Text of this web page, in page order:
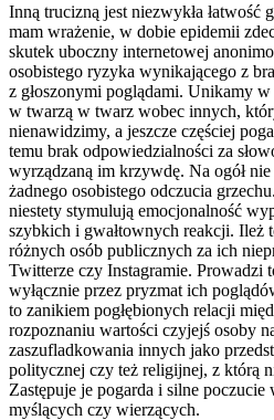
Inną trucizną jest niezwykła łatwość
mam wrażenie, w dobie epidemii
skutek uboczny internetowej
osobistego ryzyka wynikającego z
z głoszonymi poglądami. Unikamy
w twarzą w twarz wobec innych,
nienawidzimy, a jeszcze częściej
temu brak odpowiedzialności za
wyrządzaną im krzywdę. Na ogół nie
żadnego osobistego odczucia
niestety stymulują emocjonalność
szybkich i gwałtownych reakcji. Ileż
różnych osób publicznych za ich
Twitterze czy Instagramie. Prowadzi
wyłącznie przez pryzmat ich
to zanikiem pogłębionych relacji
rozpoznaniu wartości czyjejś osoby
zaszufladkowania innych jako
politycznej czy też religijnej, z którą
Zastępuje je pogarda i silne
myślących czy wierzących.